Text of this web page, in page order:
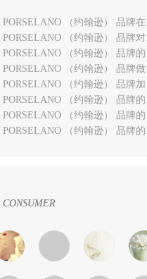
CONSUMER